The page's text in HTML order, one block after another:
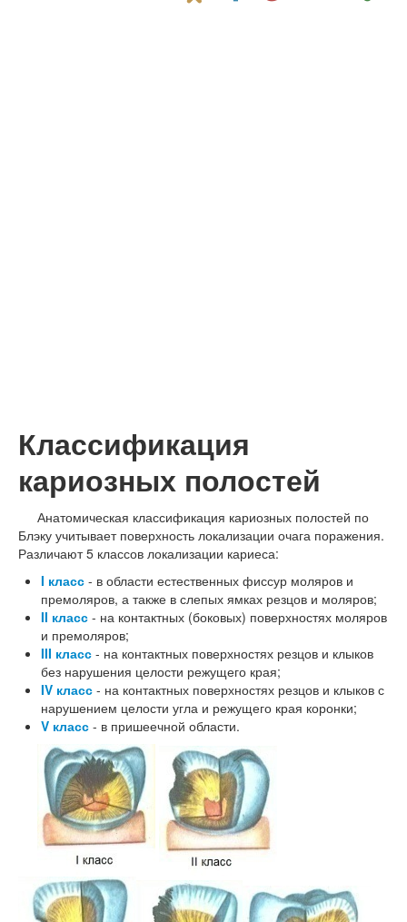
Классификация
кариозных полостей
Анатомическая классификация кариозных полостей по
Блэку учитывает поверхность локализации очага поражения.
Различают 5 классов локализации кариеса:
I класс - в области естественных фиссур моляров и
премоляров, а также в слепых ямках резцов и моляров;
II класс - на контактных (боковых) поверхностях моляров
и премоляров;
III класс - на контактных поверхностях резцов и клыков
без нарушения целости режущего края;
IV класс - на контактных поверхностях резцов и клыков с
нарушением целости угла и режущего края коронки;
V класс - в пришеечной области.